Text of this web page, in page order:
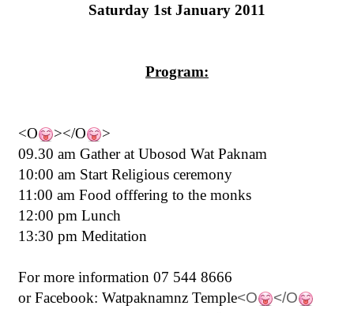
Saturday 1st January 2011
Program:
<O ></O
>
09.30 am Gather at Ubosod Wat Paknam
10:00 am Start Religious ceremony
11:00 am Food offfering to the monks
12:00 pm Lunch
13:30 pm Meditation
For more information 07 544 8666
or Facebook: Watpaknamnz Temple<O </O